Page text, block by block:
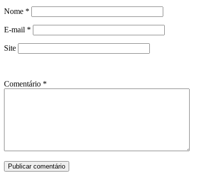
Nome *
E-mail *
Site
Comentário *